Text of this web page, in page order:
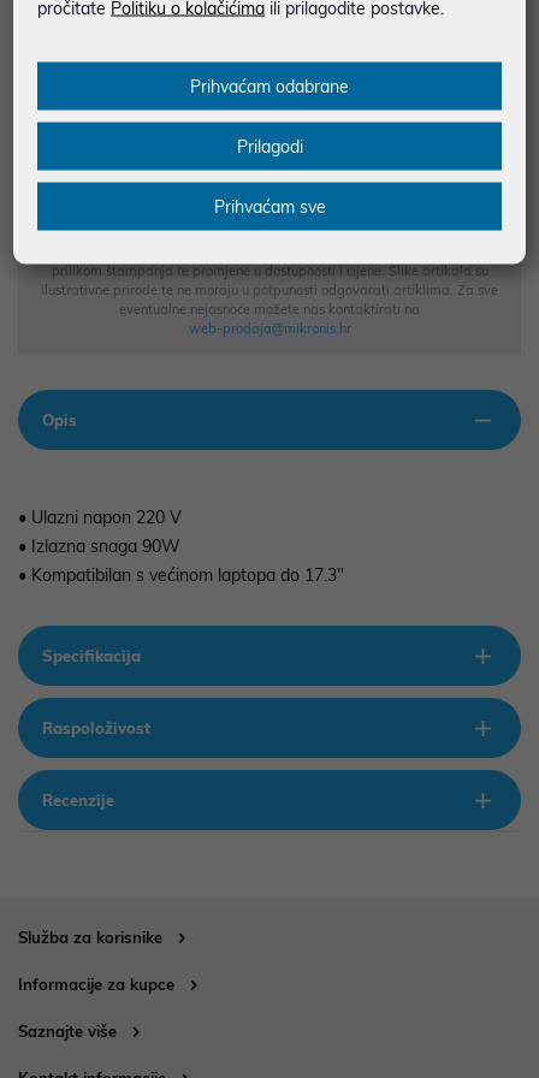
BESPLATNA DOSTAVA ZA NARUDŽBE IZNAD 66,36€
MOGUĆNOST PLAĆANJA NA RATE
Podaci uz artikle su prezentirani u dobroj namjeri. Mikronis d.o.o. ne
prilikom štampanja te promjene u dostupnosti i cijene. Slike artikala su
ilustrativne prirode te ne moraju u potpunosti odgovarati artiklima. Za sve
eventualne nejasnoće možete nas kontaktirati na
web-prodaja@mikronis.hr
Opis
• Ulazni napon 220 V
• Izlazna snaga 90W
• Kompatibilan s većinom laptopa do 17.3"
Specifikacija
Raspoloživost
Recenzije
Služba za korisnike
Informacije za kupce
Saznajte više
pročitate Politiku o kolačićima ili prilagodite postavke.
Prihvaćam odabrane
Prilagodi
Prihvaćam sve